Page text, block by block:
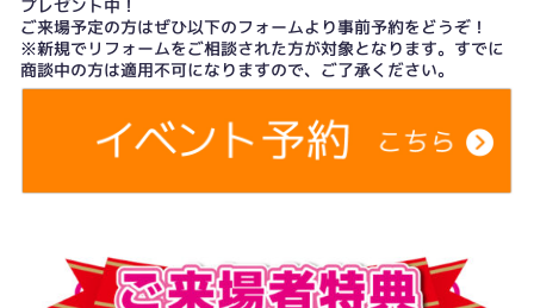
プレゼント中！
ご来場予定の方はぜひ以下のフォームより事前予約をどうぞ！
※新規でリフォームをご相談された方が対象となります。すでに
商談中の方は適用不可になりますので、ご了承ください。